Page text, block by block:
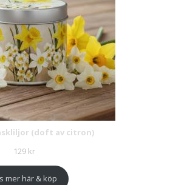
(doft av citron)
129 kr
mer här & köp